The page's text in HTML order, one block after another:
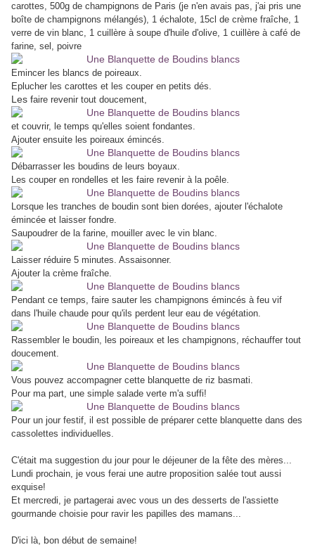
carottes, 500g de champignons de Paris (je n'en avais pas, j'ai pris une
boîte de champignons mélangés), 1 échalote, 15cl de crème fraîche, 1
verre de vin blanc, 1 cuillère à soupe d'huile d'olive, 1 cuillère à café de
farine, sel, poivre
Emincer les blancs de poireaux.
Eplucher les carottes et les couper en petits dés.
Les faire revenir tout doucement,
et couvrir, le temps qu'elles soient fondantes.
Ajouter ensuite les poireaux émincés.
Débarrasser les boudins de leurs boyaux.
Les couper en rondelles et les faire revenir à la poêle.
Lorsque les tranches de boudin sont bien dorées, ajouter l'échalote
émincée et laisser fondre.
Saupoudrer de la farine, mouiller avec le vin blanc.
Laisser réduire 5 minutes. Assaisonner.
Ajouter la crème fraîche.
Pendant ce temps, faire sauter les champignons émincés à feu vif
dans l'huile chaude pour qu'ils perdent leur eau de végétation.
Rassembler le boudin, les poireaux et les champignons, réchauffer tout
doucement.
Vous pouvez accompagner cette blanquette de riz basmati.
Pour ma part, une simple salade verte m'a suffi!
Pour un jour festif, il est possible de préparer cette blanquette dans des
cassolettes individuelles.
C'était ma suggestion du jour pour le déjeuner de la fête des mères...
Lundi prochain, je vous ferai une autre proposition salée tout aussi
exquise!
Et mercredi, je partagerai avec vous un des desserts de l'assiette
gourmande choisie pour ravir les papilles des mamans...
D'ici là , bon début de semaine!